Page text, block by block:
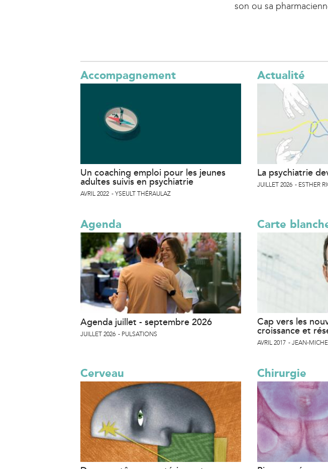
son ou sa
Accompagnement
Un coaching emploi pour les jeunes
adultes suivis en psychiatrie
AVRIL 2022 YSEULT THÉRAULAZ
Actualité
La psychiatrie
JUILLET 2026 ESTHER
Agenda
Agenda juillet - septembre 2026
JUILLET 2026 PULSATIONS
Carte
Cap vers les
croissance et
AVRIL 2017 JEAN-
Cerveau Chirurgie